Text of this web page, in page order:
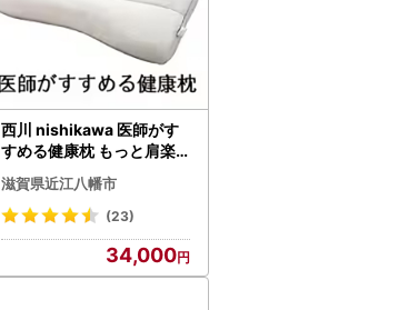
西川 nishikawa 医師がす
すめる健康枕 もっと肩楽
寝 プレミアム 低め P227
W まくら
滋賀県近江八幡市
(23)
34,000